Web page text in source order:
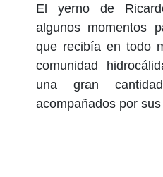
El yerno de
algunos momentos
que recibía en todo
comunidad
una gran
acompañados por